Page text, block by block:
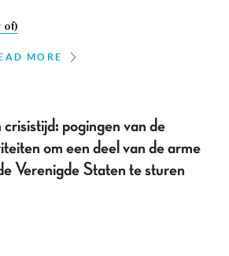
of)
MORE
crisistijd: pogingen van de
om een deel van de arme
Verenigde Staten te sturen